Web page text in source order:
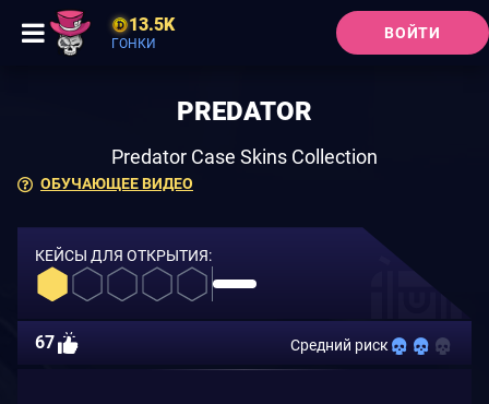
13.5K
ГОНКИ
ВОЙТИ
ОБУЧАЮЩЕЕ ВИДЕО
PREDATOR
Predator Case Skins Collection
КЕЙСЫ ДЛЯ ОТКРЫТИЯ:
67 Средний риск